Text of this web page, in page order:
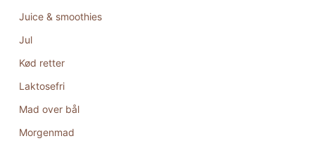
Juice & smoothies
Jul
Kød retter
Laktosefri
Mad over bål
Morgenmad